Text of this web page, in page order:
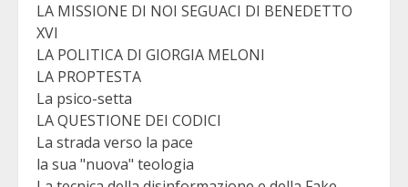
LA MISSIONE DI NOI SEGUACI DI BENEDETTO
XVI
LA POLITICA DI GIORGIA MELONI
LA PROPTESTA
La psico-setta
LA QUESTIONE DEI CODICI
La strada verso la pace
la sua "nuova" teologia